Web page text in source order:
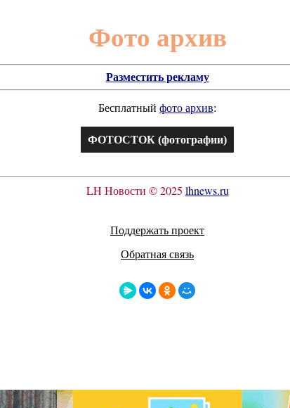
Фото архив
Разместить рекламу
Бесплатный фото архив:
ФОТОСТОК (фотографии)
LH Новости © 2025 lhnews.ru
Поддержать проект
Обратная связь